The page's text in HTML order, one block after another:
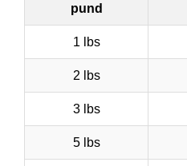
pund
1 lbs
2 lbs
3 lbs
5 lbs